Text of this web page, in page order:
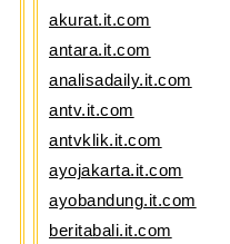
akurat.it.com
antara.it.com
analisadaily.it.com
antv.it.com
antvklik.it.com
ayojakarta.it.com
ayobandung.it.com
beritabali.it.com